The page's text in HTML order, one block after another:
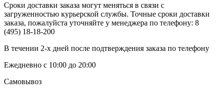
Сроки доставки заказа могут меняться в связи с
загруженностью курьерской службы. Точные сроки доставки
заказа, пожалуйста уточняйте у менеджера по телефону: 8
(495) 18-18-200
В течении 2-х дней после подтверждения заказа по телефону
Ежедневно с 10:00 до 20:00
Самовывоз